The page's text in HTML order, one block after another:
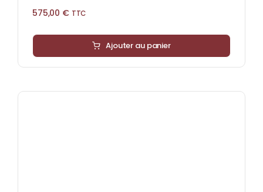
575,00 € TTC
Ajouter au panier